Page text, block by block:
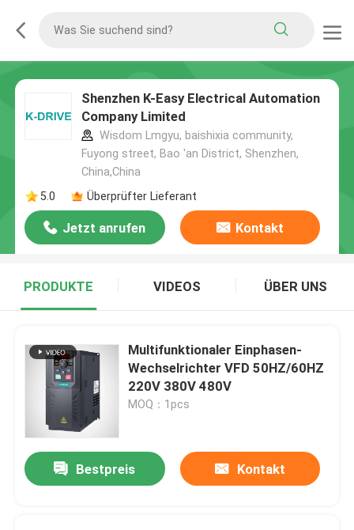
Shenzhen K-Easy Electrical Automation
Company Limited
Wisdom Lmgyu, baishixia community,
Fuyong street, Bao 'an District, Shenzhen,
China,China
5.0
Überprüfter Lieferant
Jetzt anrufen Kontakt
PRODUKTE VIDEOS ÜBER UNS
Multifunktionaler Einphasen-
Wechselrichter VFD 50HZ/60HZ
220V 380V 480V
MOQ：1pcs
Bestpreis Kontakt